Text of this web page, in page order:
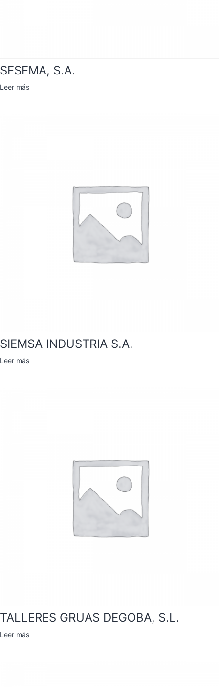
SESEMA, S.A.
Leer más
SIEMSA INDUSTRIA S.A.
Leer más
TALLERES GRUAS DEGOBA, S.L.
Leer más